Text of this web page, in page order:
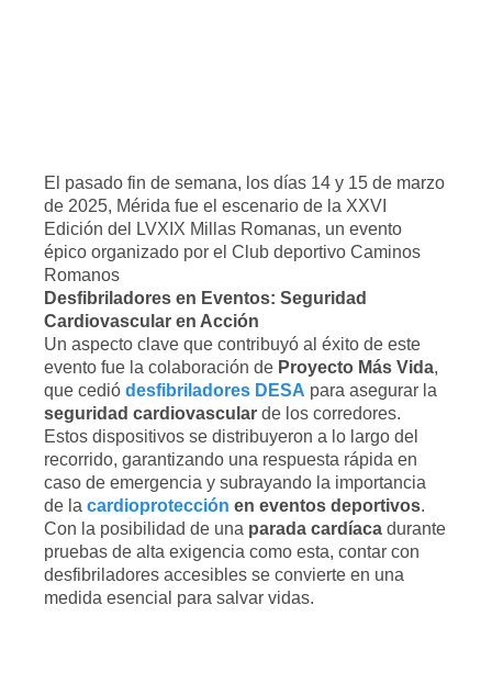
El pasado fin de semana, los días 14 y 15 de marzo
de 2025, Mérida fue el escenario de la XXVI
Edición del LVXIX Millas Romanas, un evento
épico organizado por el Club deportivo Caminos
Romanos
Desfibriladores en Eventos: Seguridad
Cardiovascular en Acción
Un aspecto clave que contribuyó al éxito de este
evento fue la colaboración de Proyecto Más Vida,
que cedió desfibriladores DESA para asegurar la
seguridad cardiovascular de los corredores.
Estos dispositivos se distribuyeron a lo largo del
recorrido, garantizando una respuesta rápida en
caso de emergencia y subrayando la importancia
de la cardioprotección en eventos deportivos.
Con la posibilidad de una parada cardíaca durante
pruebas de alta exigencia como esta, contar con
desfibriladores accesibles se convierte en una
medida esencial para salvar vidas.